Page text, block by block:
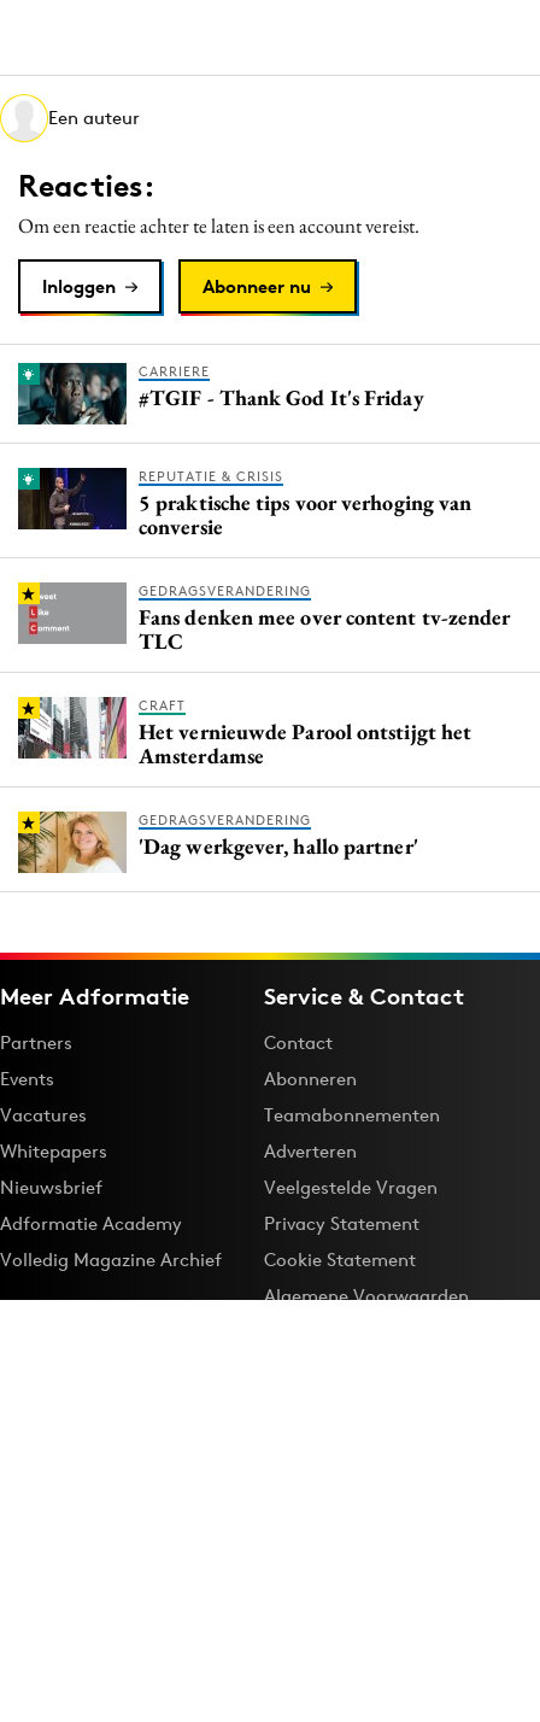
Martech
Media
PR
Programmatic
Reputatie & crisis
Een auteur
Reacties:
Om een reactie achter te laten is een account vereist.
Inloggen Abonneer nu
CARRIERE
#TGIF - Thank God It's Friday
REPUTATIE & CRISIS
5 praktische tips voor verhoging van
conversie
GEDRAGSVERANDERING
Fans denken mee over content tv-zender
TLC
CRAFT
Het vernieuwde Parool ontstijgt het
Amsterdamse
GEDRAGSVERANDERING
'Dag werkgever, hallo partner'
Meer Adformatie
Partners
Events
Vacatures
Whitepapers
Nieuwsbrief
Adformatie Academy
Volledig Magazine Archief
Service & Contact
Contact
Abonneren
Teamabonnementen
Adverteren
Veelgestelde Vragen
Privacy Statement
Cookie Statement
Algemene Voorwaarden